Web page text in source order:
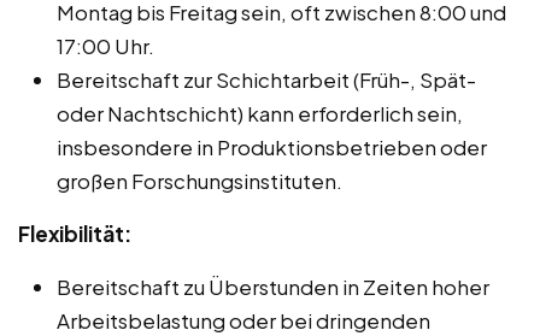
Montag bis Freitag sein, oft zwischen 8:00 und
17:00 Uhr.
Bereitschaft zur Schichtarbeit (Früh-, Spät-
oder Nachtschicht) kann erforderlich sein,
insbesondere in Produktionsbetrieben oder
großen Forschungsinstituten.
Flexibilität:
Bereitschaft zu Überstunden in Zeiten hoher
Arbeitsbelastung oder bei dringenden